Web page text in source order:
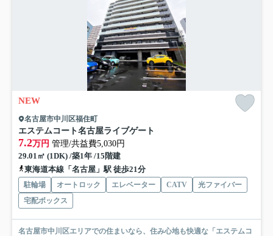
NEW
名古屋市中川区福住町
エステムコート名古屋ライブゲート
7.2万円 管理/共益費5,030円
29.01㎡ (1DK) /築1年 /15階建
東海道本線「名古屋」駅 徒歩21分
駐輪場 オートロック エレベーター CATV
光ファイバー
宅配ボックス
名古屋市中川区エリアでの住まいなら、住み心地も快適な「エステムコ